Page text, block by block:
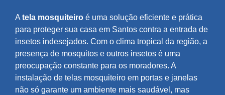
A tela mosquiteiro é uma solução eficiente e prática
para proteger sua casa em Santos contra a entrada de
insetos indesejados. Com o clima tropical da região, a
presença de mosquitos e outros insetos é uma
preocupação constante para os moradores. A
instalação de telas mosquiteiro em portas e janelas
não só garante um ambiente mais saudável, mas